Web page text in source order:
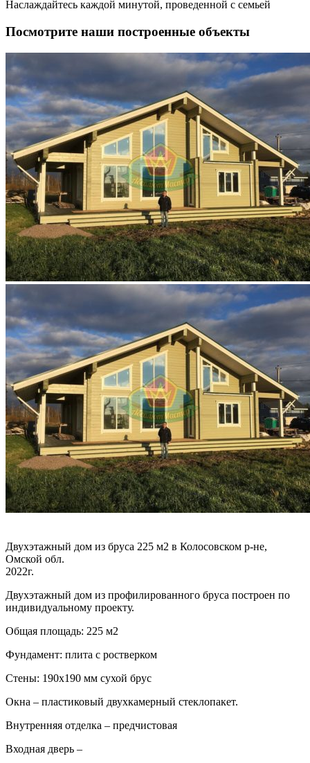
Наслаждайтесь каждой минутой, проведенной с семьей
Посмотрите наши построенные объекты
Двухэтажный дом из бруса 225 м2 в Колосовском р-не,
Омской обл.
2022г.
Двухэтажный дом из профилированного бруса построен по
индивидуальному проекту.
Общая площадь: 225 м2
Фундамент: плита с ростверком
Стены: 190х190 мм сухой брус
Окна – пластиковый двухкамерный стеклопакет.
Внутренняя отделка – предчистовая
Входная дверь –